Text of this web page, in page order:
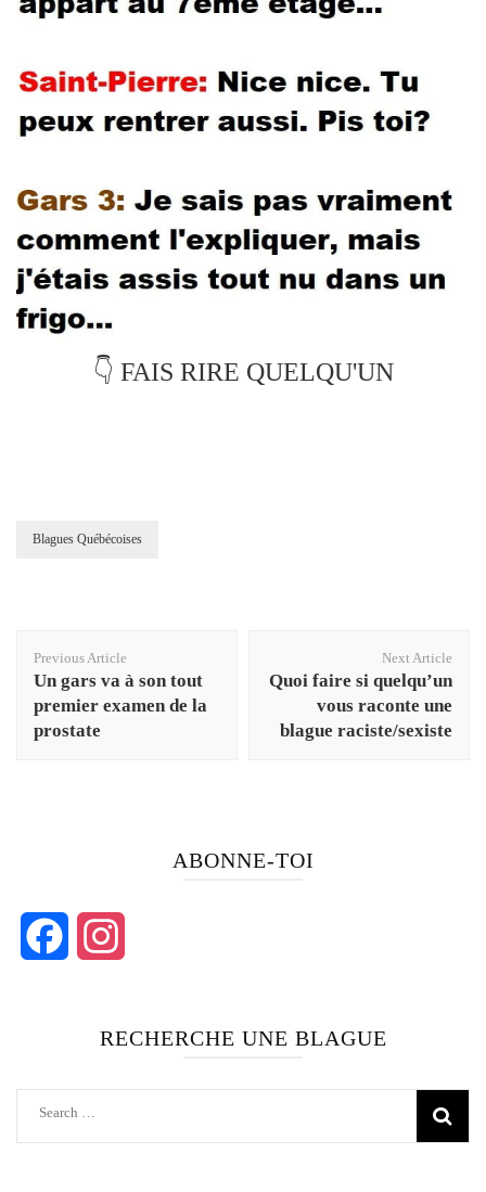
👇 FAIS RIRE QUELQU'UN
Blagues Québécoises
Navigation
Previous Article
Un gars va à son tout
premier examen de la
prostate
Next Article
Quoi faire si quelqu’un
vous raconte une
blague raciste/sexiste
ABONNE-TOI
RECHERCHE UNE BLAGUE
Search